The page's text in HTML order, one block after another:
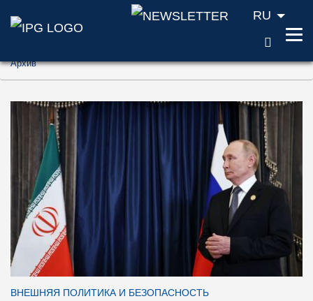
Перейти к содержанию (ключ доступа
Перейти к поиску (ключ доступа '2')
Перейти к навигации (ключ доступа '3')
RU
Архив
ВНЕШНЯЯ ПОЛИТИКА И БЕЗОПАСНОСТЬ